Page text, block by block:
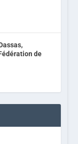
de